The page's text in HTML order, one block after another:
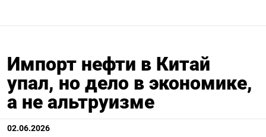
Импорт нефти в Китай
упал, но дело в экономике,
а не альтруизме
02.06.2026